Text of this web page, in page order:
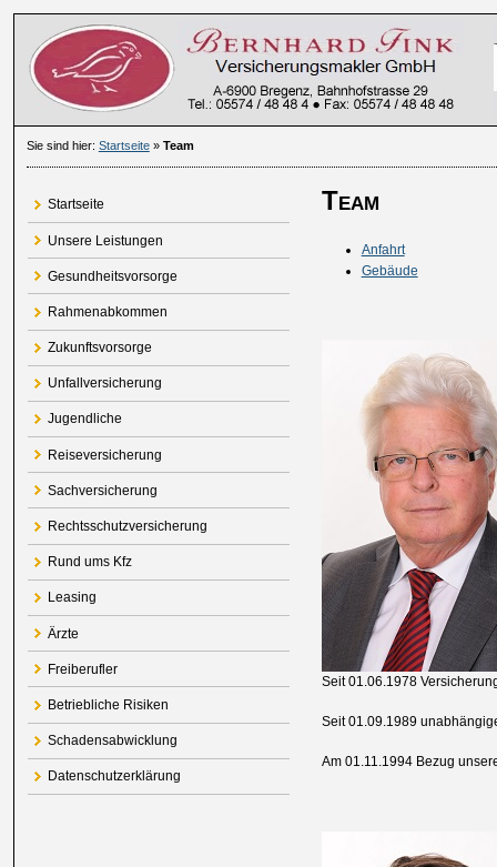
Sie sind hier: Startseite» Team
Startseite
Unsere Leistungen
Gesundheitsvorsorge
Rahmenabkommen
Zukunftsvorsorge
Unfallversicherung
Jugendliche
Reiseversicherung
Sachversicherung
Rechtsschutzversicherung
Rund ums Kfz
Leasing
Ärzte
Freiberufler
Betriebliche Risiken
Schadensabwicklung
Datenschutzerklärung
Team
Anfahrt
Gebäude
Seit 01.06.1978
Seit 01.09.1989
Am 01.11.1994 Bezug